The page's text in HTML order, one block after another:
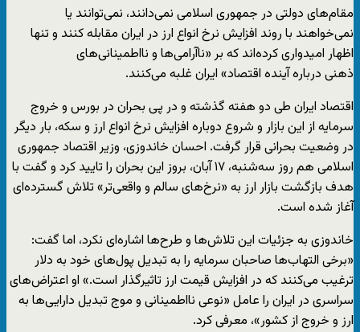
مقام‌های دولتی در جمهوری اسلامی نمی‌دانند، نمی‌توانند یا
نمی‌خواهند با روند افزایش نرخ انواع ارز در ایران مقابله کنند و تنها
اظهار امیدواری کرده‌اند که بر «​​ناآرامی‌ها و نااطمینانی‌های
ذهنی درباره آینده اقتصاد» ایران غلبه می‌کنند.
اقتصاد ایران طی دو هفته گذشته و در پی بحران در بورس و خروج
سرمایه از این بازار و شروع دوباره افزایش نرخ انواع ارز و سکه، بار دیگر
در وضعیت بحرانی قرار گرفت. ​​احسان خاندوزی، وزیر اقتصاد جمهوری
اسلامی هم روز سه‌شنبه، ۱۷ آبان، بروز این بحران را تایید کرد و گفت با
هدف بازگشت بازار ارز به «نرخ‌های سالم و واقعی‌تر» تلاش گسترده‌ای
آغاز شده است.
خاندوزی به جزئیات این تلاش‌ها و طرح‌ها اشاره‌ای نکرد، اما گفت:
«برخی التهاب‌ها صاحبان سرمایه را به تبدیل پول‌های خود به دلار
ترغیب می‌کنند که در افزایش قیمت ارز تاثیرگذار است.» او اعتراض‌های
سراسری در ایران را عامل «نوعی نااطمینانی و موج تبدیل دارایی‌ها به
ارز و خروج از کشور»، معرفی کرد.